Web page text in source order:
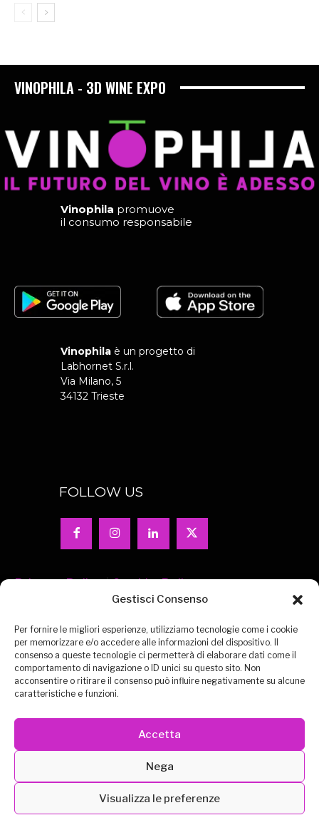
Gestisci Consenso
Per fornire le migliori esperienze, utilizziamo tecnologie come i cookie
per memorizzare e/o accedere alle informazioni del dispositivo. Il
consenso a queste tecnologie ci permetterà di elaborare dati come il
comportamento di navigazione o ID unici su questo sito. Non
acconsentire o ritirare il consenso può influire negativamente su alcune
caratteristiche e funzioni.
Accetta
Nega
Visualizza le preferenze
VINOPHILA - 3D WINE EXPO
Vinophila promuove
il consumo responsabile
Vinophila è un progetto di
Labhornet S.r.l.
Via Milano, 5
34132 Trieste
FOLLOW US
Privacy-Policy|Cookie-Policy
CONTATTACI EXPO VIRTUALE MISSION
ESPOSITORI DEUTSCH ENGLISH